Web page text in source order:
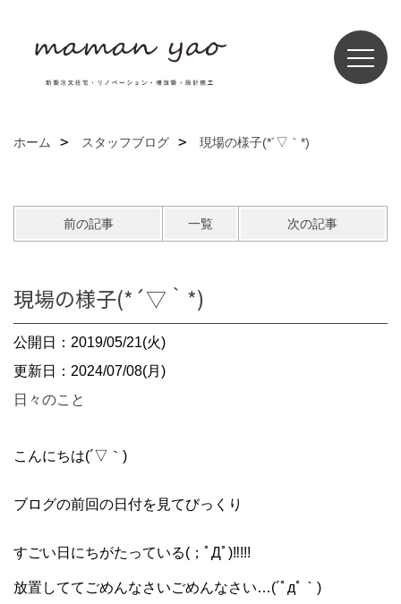
ホーム スタッフブログ 現場の様子(*´▽｀*)
前の記事 一覧 次の記事
現場の様子(*´▽｀*)
公開日：2019/05/21(火)
更新日：2024/07/08(月)
日々のこと
こんにちは(´▽｀)
ブログの前回の日付を見てびっくり
すごい日にちがたっている(；ﾟДﾟ)‼!!!
放置しててごめんなさいごめんなさい…(´ﾟдﾟ｀)